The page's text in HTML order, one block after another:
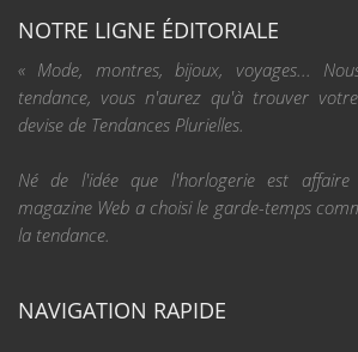
NOTRE LIGNE ÉDITORIALE
« Mode, montres, bijoux, voyages...
tendance, vous n'aurez qu'à trouver
devise de Tendances Plurielles.
Né de l'idée que l'horlogerie est
magazine Web a choisi le garde-temps
la tendance.
NAVIGATION RAPIDE